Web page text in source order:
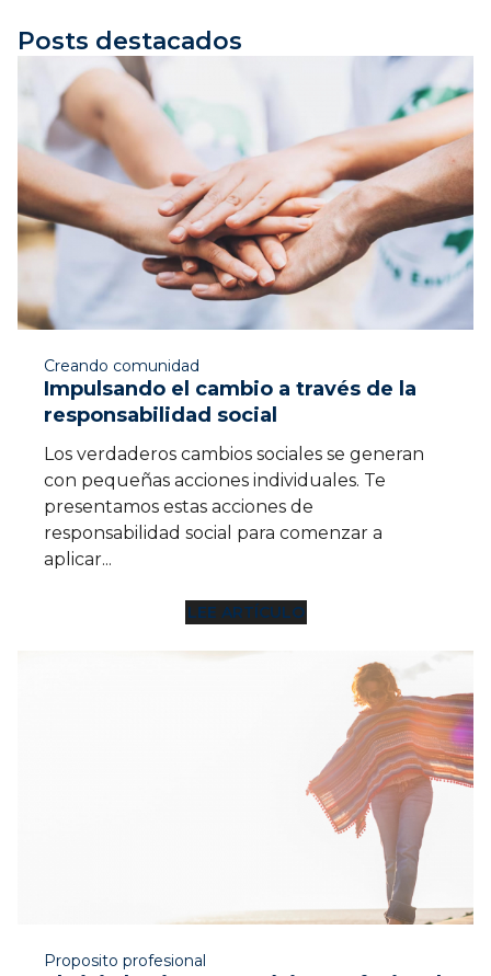
Creando comunidad
Impulsando el cambio a través de la
responsabilidad social
Los verdaderos cambios sociales se generan
con pequeñas acciones individuales. Te
presentamos estas acciones de
aplicar...
LEE ARTÍCULO
7 MIN
El viaje hacia un propósito profesional
Lidiar con una crisis de carrera es algo que le
pasa a mucha gente y, en realidad, puede ser